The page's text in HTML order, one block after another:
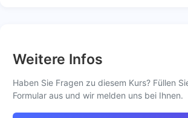
Weitere Infos
Haben Sie Fragen zu diesem Kurs? Füllen
Formular aus und wir melden uns bei Ihnen.